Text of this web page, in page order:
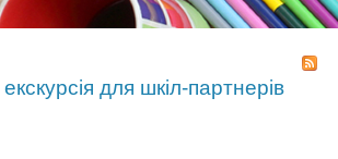
для шкіл-партнерів